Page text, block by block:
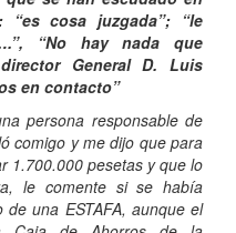
“es cosa juzgada”; “le
“No hay nada que
General D. Luis
en contacto”
persona responsable de
comigo y me dijo que para
1.700.000 pesetas y que lo
le comente si se había
una ESTAFA, aunque el